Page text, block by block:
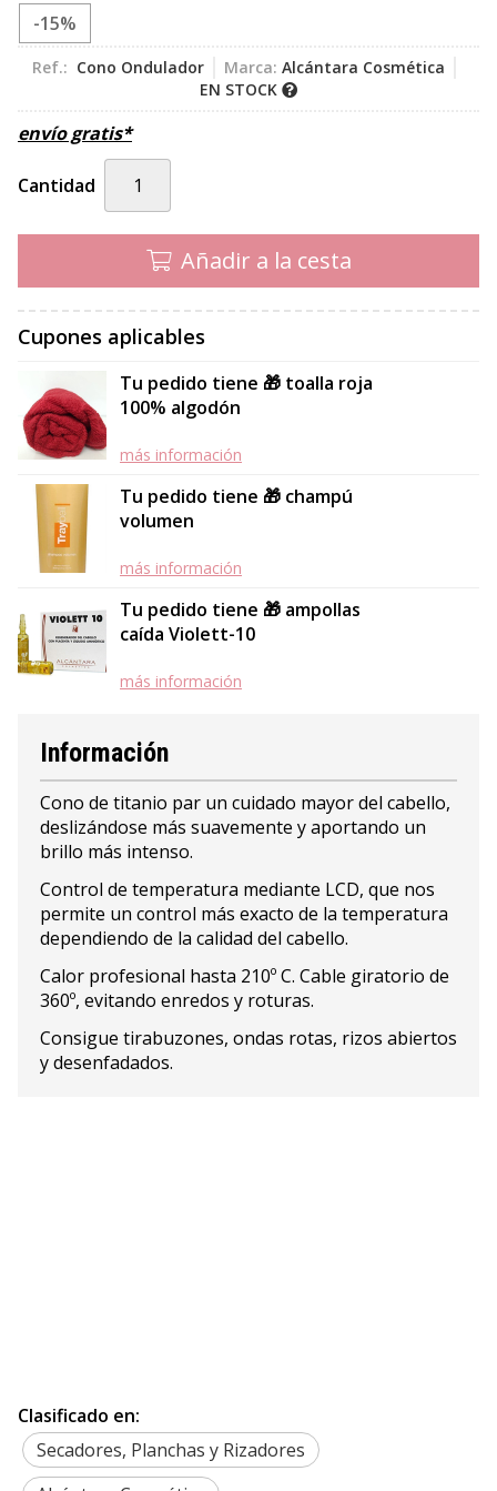
-15%
Ref.: Cono Ondulador Marca: Alcántara Cosmética
EN STOCK
envío gratis*
Cantidad
Añadir a la cesta
Cupones aplicables
Tu pedido tiene 🎁 toalla roja
100% algodón
más información
Tu pedido tiene 🎁 champú
volumen
más información
Tu pedido tiene 🎁 ampollas
caída Violett-10
más información
Información
Cono de titanio par un cuidado mayor del cabello,
deslizándose más suavemente y aportando un
brillo más intenso.
Control de temperatura mediante LCD, que nos
permite un control más exacto de la temperatura
dependiendo de la calidad del cabello.
Calor profesional hasta 210º C. Cable giratorio de
360º, evitando enredos y roturas.
Consigue tirabuzones, ondas rotas, rizos abiertos
y desenfadados.
Clasificado en:
Secadores, Planchas y Rizadores